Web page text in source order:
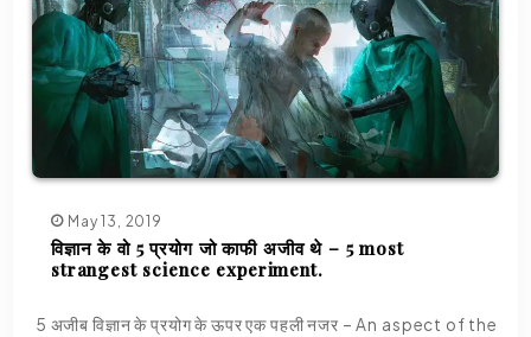
May 13, 2019
विज्ञान के वो 5 प्रयोग जो काफी अजीव थे – 5 most
strangest science experiment.
5 अजीब विज्ञान के प्रयोग के ऊपर एक पहली नजर – An aspect of the